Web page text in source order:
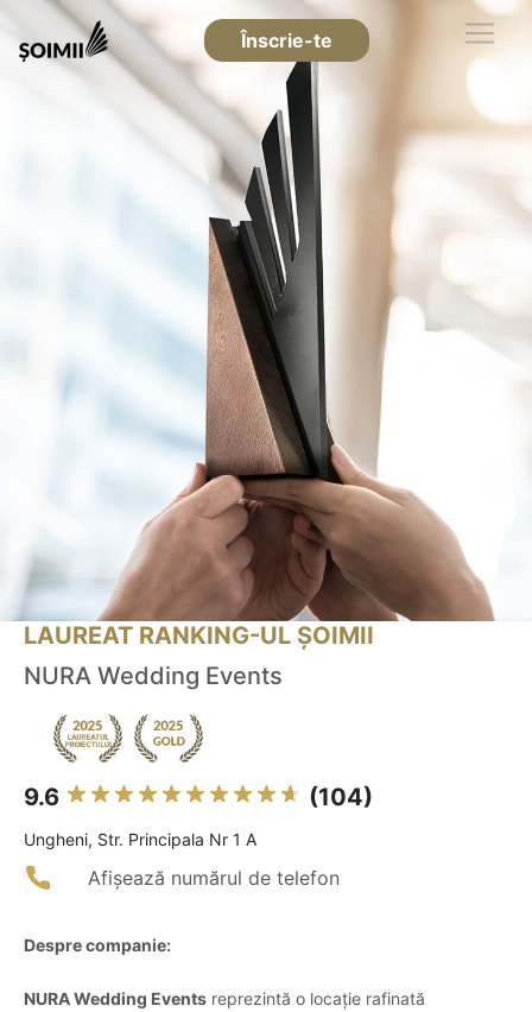
Înscrie-te
LAUREAT RANKING-UL ȘOIMII
NURA Wedding Events
9.6 (104)
Ungheni, Str. Principala Nr 1 A
Afișează numărul de telefon
Despre companie:
NURA Wedding Events reprezintă o locație rafinată